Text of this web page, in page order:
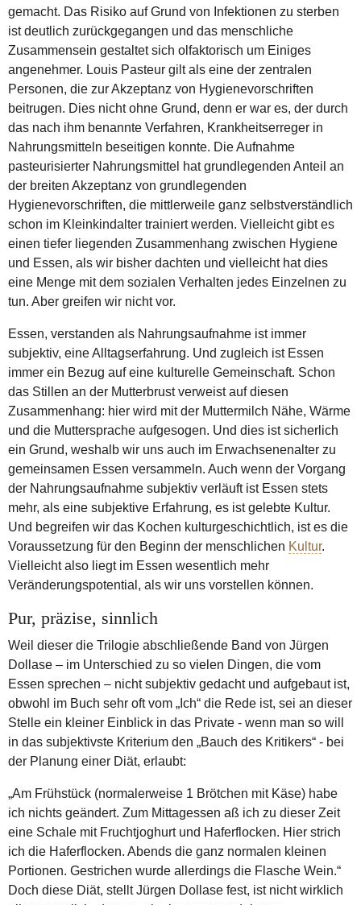
gemacht. Das Risiko auf Grund von Infektionen zu sterben
ist deutlich zurückgegangen und das menschliche
Zusammensein gestaltet sich olfaktorisch um Einiges
angenehmer. Louis Pasteur gilt als eine der zentralen
Personen, die zur Akzeptanz von Hygienevorschriften
beitrugen. Dies nicht ohne Grund, denn er war es, der durch
das nach ihm benannte Verfahren, Krankheitserreger in
Nahrungsmitteln beseitigen konnte. Die Aufnahme
pasteurisierter Nahrungsmittel hat grundlegenden Anteil an
der breiten Akzeptanz von grundlegenden
Hygienevorschriften, die mittlerweile ganz selbstverständlich
schon im Kleinkindalter trainiert werden. Vielleicht gibt es
einen tiefer liegenden Zusammenhang zwischen Hygiene
und Essen, als wir bisher dachten und vielleicht hat dies
eine Menge mit dem sozialen Verhalten jedes Einzelnen zu
tun. Aber greifen wir nicht vor.
Essen, verstanden als Nahrungsaufnahme ist immer
subjektiv, eine Alltagserfahrung. Und zugleich ist Essen
immer ein Bezug auf eine kulturelle Gemeinschaft. Schon
das Stillen an der Mutterbrust verweist auf diesen
Zusammenhang: hier wird mit der Muttermilch Nähe, Wärme
und die Muttersprache aufgesogen. Und dies ist sicherlich
ein Grund, weshalb wir uns auch im Erwachsenenalter zu
gemeinsamen Essen versammeln. Auch wenn der Vorgang
der Nahrungsaufnahme subjektiv verläuft ist Essen stets
mehr, als eine subjektive Erfahrung, es ist gelebte Kultur.
Und begreifen wir das Kochen kulturgeschichtlich, ist es die
Voraussetzung für den Beginn der menschlichen Kultur.
Vielleicht also liegt im Essen wesentlich mehr
Veränderungspotential, als wir uns vorstellen können.
Pur, präzise, sinnlich
Weil dieser die Trilogie abschließende Band von Jürgen
Dollase – im Unterschied zu so vielen Dingen, die vom
Essen sprechen – nicht subjektiv gedacht und aufgebaut ist,
obwohl im Buch sehr oft vom „Ich“ die Rede ist, sei an dieser
Stelle ein kleiner Einblick in das Private - wenn man so will
in das subjektivste Kriterium den „Bauch des Kritikers“ - bei
der Planung einer Diät, erlaubt:
„Am Frühstück (normalerweise 1 Brötchen mit Käse) habe
ich nichts geändert. Zum Mittagessen aß ich zu dieser Zeit
eine Schale mit Fruchtjoghurt und Haferflocken. Hier strich
ich die Haferflocken. Abends die ganz normalen kleinen
Portionen. Gestrichen wurde allerdings die Flasche Wein.“
Doch diese Diät, stellt Jürgen Dollase fest, ist nicht wirklich